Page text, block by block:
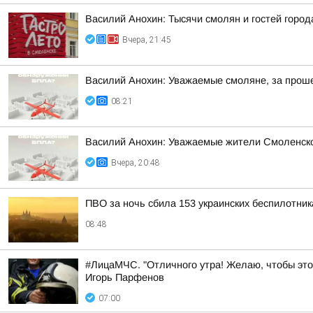
Василий Анохин: Тысячи смолян и гостей
Вчера, 21:45
Василий Анохин: Уважаемые смоляне, за
08:21
Василий Анохин: Уважаемые жители
Вчера, 20:48
ПВО за ночь сбила 153 украинских
08:48
#ЛицаМЧС. "Отличного утра! Желаю, чтобы
Игорь Парфенов
07:00